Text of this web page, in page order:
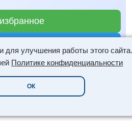
для улучшения работы этого сайта.
Политике конфиденциальности
ОК